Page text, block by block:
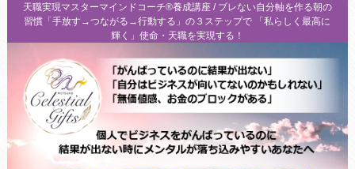
天職実現マスターマインドコーチ®養成講座 / ブレない自分軸を作る朝の
習慣「手放す→つながる→行動する」の３ステップで 「私らしく最高に
輝く」使命・天職を実現する！